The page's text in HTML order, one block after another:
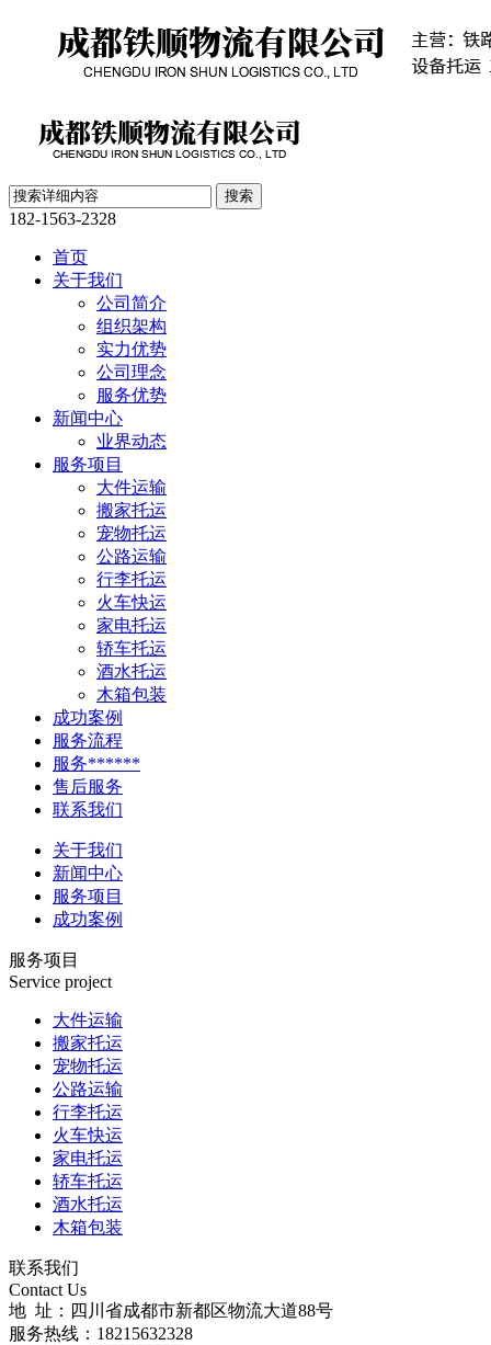
182-1563-2328
首页
关于我们
公司简介
组织架构
实力优势
公司理念
服务优势
新闻中心
业界动态
服务项目
大件运输
搬家托运
宠物托运
公路运输
行李托运
火车快运
家电托运
轿车托运
酒水托运
木箱包装
成功案例
服务流程
服务******
售后服务
联系我们
关于我们
新闻中心
服务项目
成功案例
服务项目
Service project
大件运输
搬家托运
宠物托运
公路运输
行李托运
火车快运
家电托运
轿车托运
酒水托运
木箱包装
联系我们
Contact Us
地 址：四川省成都市新都区物流大道88号
服务热线：18215632328